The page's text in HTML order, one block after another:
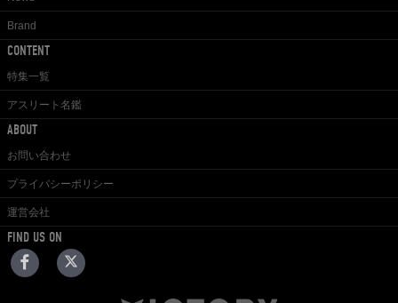
Brand
CONTENT
特集一覧
アスリート名鑑
ABOUT
お問い合わせ
プライバシーポリシー
運営会社
FIND US ON